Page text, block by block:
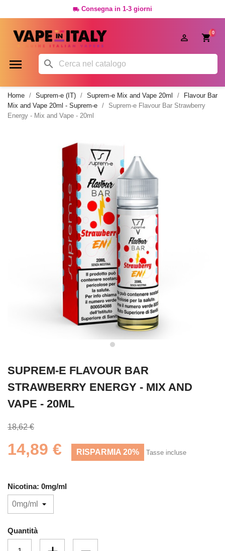
 Consegna in 1-3 giorni
0

 
Home Suprem-e (IT) Suprem-e Mix and Vape 20ml
Flavour Bar
Mix and Vape 20ml - Suprem-e
Suprem-e Flavour Bar Strawberry
Energy - Mix and Vape - 20ml
SUPREM-E FLAVOUR BAR
STRAWBERRY ENERGY - MIX AND
VAPE - 20ML
18,62 €
14,89 € RISPARMIA 20% Tasse incluse
Nicotina: 0mg/ml
Quantità